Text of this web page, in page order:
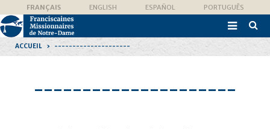
contenu.
|
Aller
navigation
personnelsFRANÇAIS ENGLISH ESPAÑOL PORTUGUÊS

ACCUEIL › ---------------------
---------------------